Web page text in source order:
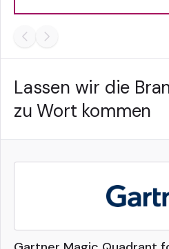
Lassen wir die
zu Wort kommen